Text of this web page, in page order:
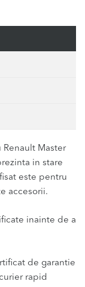
Master
in stare
este pentru
accesorii.
inainte de a
de garantie
rapid